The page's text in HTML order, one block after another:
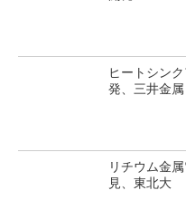
ヒートシン
発、三井金属
リチウム金
見、東北大